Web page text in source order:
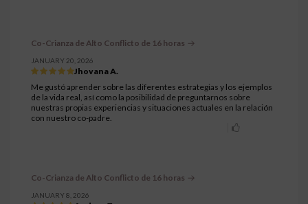
Co-Crianza de Alto Conflicto de 16 horas
JANUARY 20, 2026
Jhovana A.
Me gustó aprender sobre las diferentes estrategias y los ejemplos
de la vida real, así como la posibilidad de preguntarnos sobre
nuestras propias experiencias y situaciones actuales en la relación
con nuestro co-padre.
Co-Crianza de Alto Conflicto de 16 horas
JANUARY 8, 2026